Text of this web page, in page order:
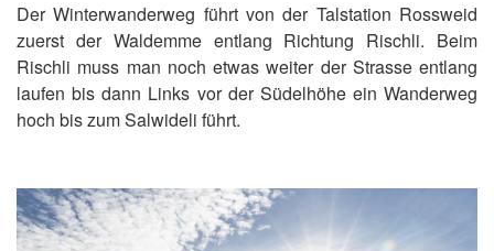
Der Winterwanderweg führt von der Talstation Rossweid
zuerst der Waldemme entlang Richtung Rischli. Beim
Rischli muss man noch etwas weiter der Strasse entlang
laufen bis dann Links vor der Südelhöhe ein Wanderweg
hoch bis zum Salwideli führt.